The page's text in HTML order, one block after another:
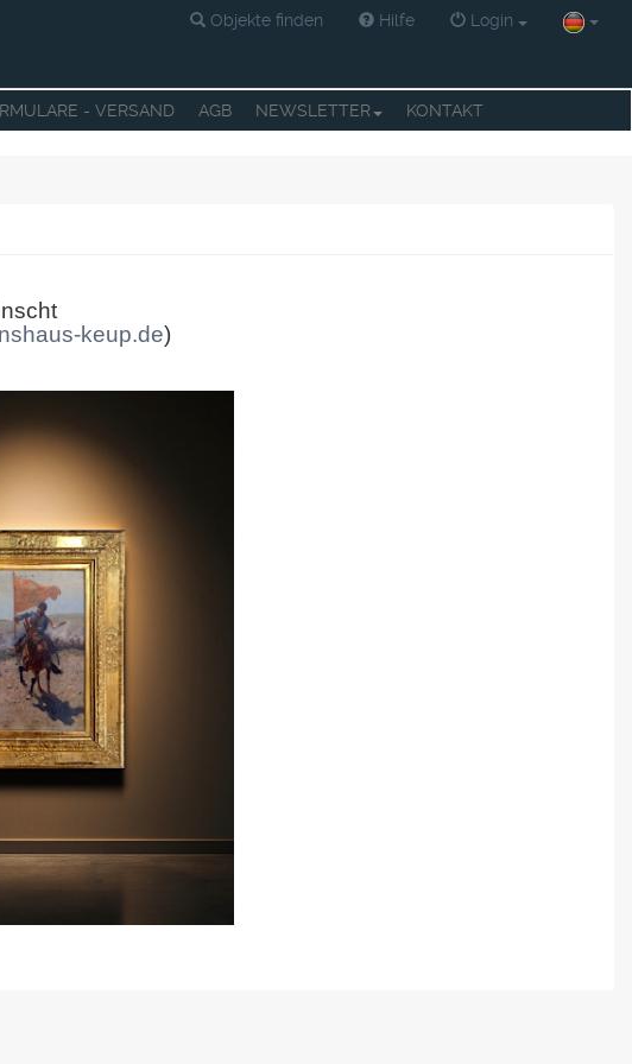
Objekte finden Hilfe Login
- VERSAND AGB NEWSLETTER KONTAKT
keup.de)